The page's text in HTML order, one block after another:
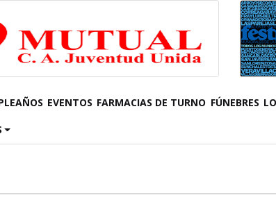
EVENTOS FARMACIAS DE TURNO FÚNEBRES